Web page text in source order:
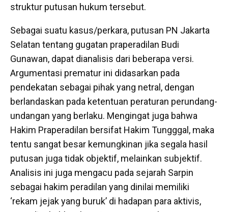
struktur putusan hukum tersebut.
Sebagai suatu kasus/perkara, putusan PN Jakarta
Selatan tentang gugatan praperadilan Budi
Gunawan, dapat dianalisis dari beberapa versi.
Argumentasi prematur ini didasarkan pada
pendekatan sebagai pihak yang netral, dengan
berlandaskan pada ketentuan peraturan perundang-
undangan yang berlaku. Mengingat juga bahwa
Hakim Praperadilan bersifat Hakim Tungggal, maka
tentu sangat besar kemungkinan jika segala hasil
putusan juga tidak objektif, melainkan subjektif.
Analisis ini juga mengacu pada sejarah Sarpin
sebagai hakim peradilan yang dinilai memiliki
‘rekam jejak yang buruk’ di hadapan para aktivis,